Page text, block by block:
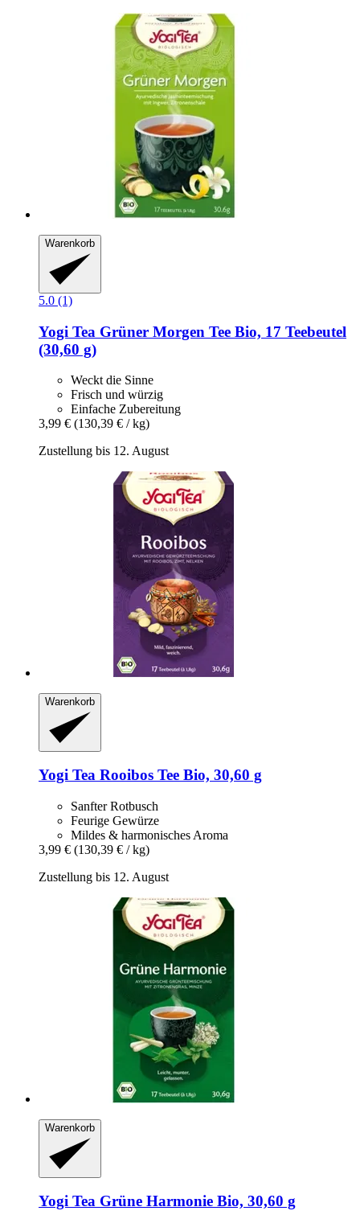
Warenkorb
5.0 (1)
Yogi Tea Grüner Morgen Tee Bio, 17 Teebeutel
(30,60 g)
Weckt die Sinne
Frisch und würzig
Einfache Zubereitung
3,99 € (130,39 € / kg)
Zustellung bis 12. August
Warenkorb
Yogi Tea Rooibos Tee Bio, 30,60 g
Sanfter Rotbusch
Feurige Gewürze
Mildes & harmonisches Aroma
3,99 € (130,39 € / kg)
Zustellung bis 12. August
Warenkorb
Yogi Tea Grüne Harmonie Bio, 30,60 g